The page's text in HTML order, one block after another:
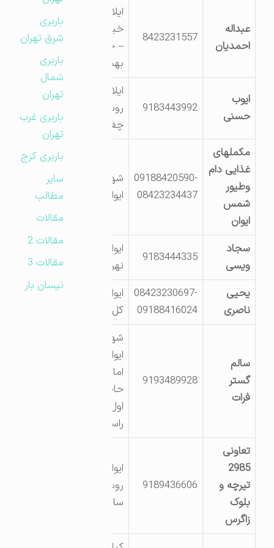
عبداله
احمدیان
8423231557
خیابان فلاحی
بهمن
حسنی
9183443992
ایلام0 ایوان –
روستای
چغاماهی
مکملهای
غذایی دام
وطیور
شمس
ایوان
09188420590-
08423234437
شهرک صنعتی
ایوان
سجاد
ویسی
9183444335
ایوان- روستای
نهرغلام ویس
یحیی
ناصری
08423230697-
09188416024
ایوان -روستای
کل کل
سالم
گستر
9193489928
شهرک صنعتی
ایوان-روبروی
امامزاده حاجی
حاضر-خیابان
اول سمت
راست
تعاونی
2985
تیرچه و
بلوک
زاگرس
9189436606
ایوان روبروی
روستای
ساتیان
باربری
شرق تهران
باربری
شمال
تهران
باربری غرب
تهران
باربری کرج
مطالب
مقالات
مقالات 2
مقالات 3
نیسان بار